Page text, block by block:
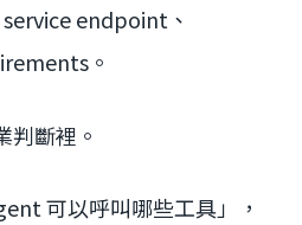
endpoint、
。
判斷裡。
可以呼叫哪些工具」，